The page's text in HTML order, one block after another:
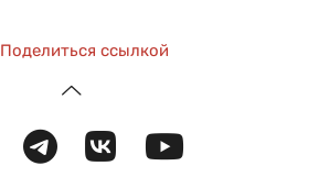
Поделиться ссылкой